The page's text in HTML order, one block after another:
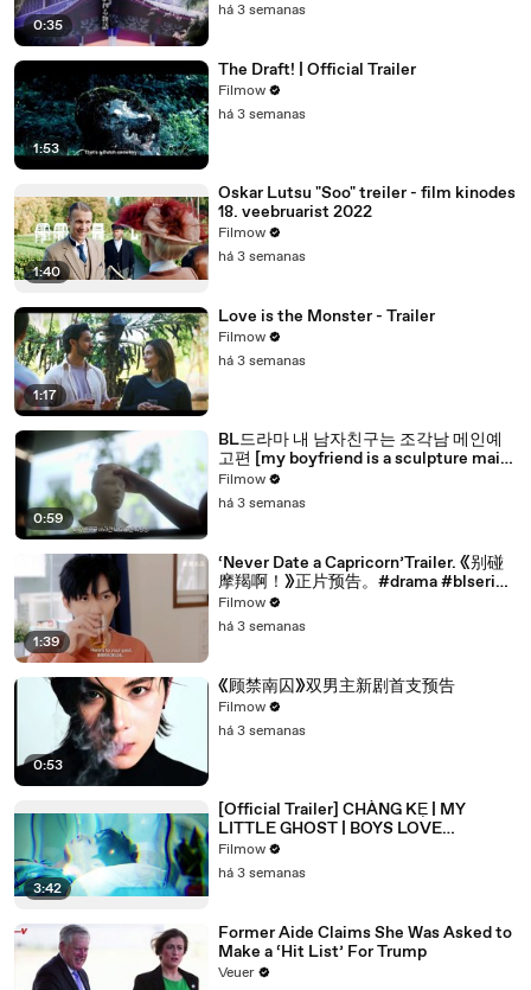
0:35
há 3 semanas
1:53
The Draft! | Official Trailer
Filmow
há 3 semanas
1:40
Oskar Lutsu "Soo" treiler - film kinodes
18. veebruarist 2022
Filmow
há 3 semanas
1:17
Love is the Monster - Trailer
Filmow
há 3 semanas
0:59
BL드라마 내 남자친구는 조각남 메인예
고편 [my boyfriend is a sculpture main
trailer]
Filmow
há 3 semanas
1:39
‘Never Date a Capricorn’Trailer. 《别碰
摩羯啊！》正片预告。#drama #blseries
#bl
Filmow
há 3 semanas
0:53
《顾禁南囚》双男主新剧首支预告
Filmow
há 3 semanas
3:42
[Official Trailer] CHÀNG KẸ | MY
LITTLE GHOST | BOYS LOVE
VIETNAM | KC 03.10.2025
Filmow
há 3 semanas
Former Aide Claims She Was Asked to
Make a ‘Hit List’ For Trump
Veuer